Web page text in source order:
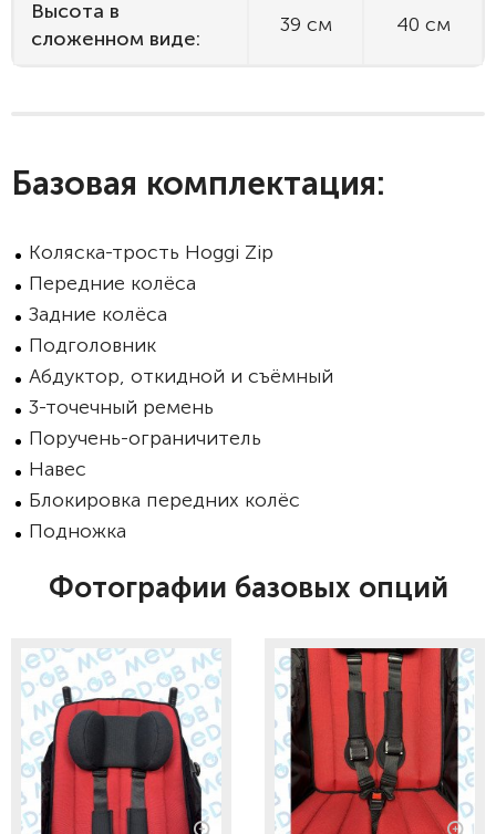
Высота в
сложенном виде:
39 см 40 см
Базовая комплектация:
Коляска-трость Hoggi Zip
Передние колёса
Задние колёса
Подголовник
Абдуктор, откидной и съёмный
3-точечный ремень
Поручень-ограничитель
Навес
Блокировка передних колёс
Подножка
Фотографии базовых опций